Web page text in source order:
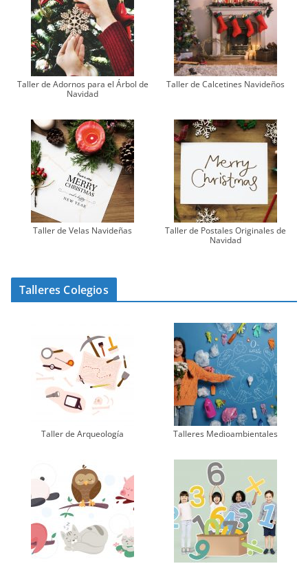
Taller de Adornos para el Árbol de
Navidad
Taller de Calcetines Navideños
Taller de Velas Navideñas
Taller de Postales Originales de
Navidad
Talleres Colegios
Taller de Arqueología Talleres Medioambientales